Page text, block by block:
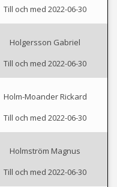
Till och med 2022-06-30
Holgersson Gabriel
Till och med 2022-06-30
Holm-Moander Rickard
Till och med 2022-06-30
Holmström Magnus
Till och med 2022-06-30